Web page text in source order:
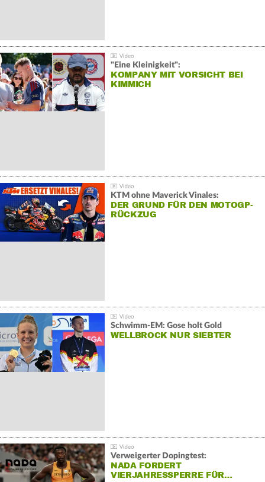
"Eine Kleinigkeit":
KOMPANY MIT VORSICHT BEI
KIMMICH
KTM ohne Maverick Vinales:
DER GRUND FÜR DEN MOTOGP-
RÜCKZUG
Schwimm-EM: Gose holt Gold
WELLBROCK NUR SIEBTER
Verweigerter Dopingtest:
NADA FORDERT
VIERJAHRESSPERRE FÜR…